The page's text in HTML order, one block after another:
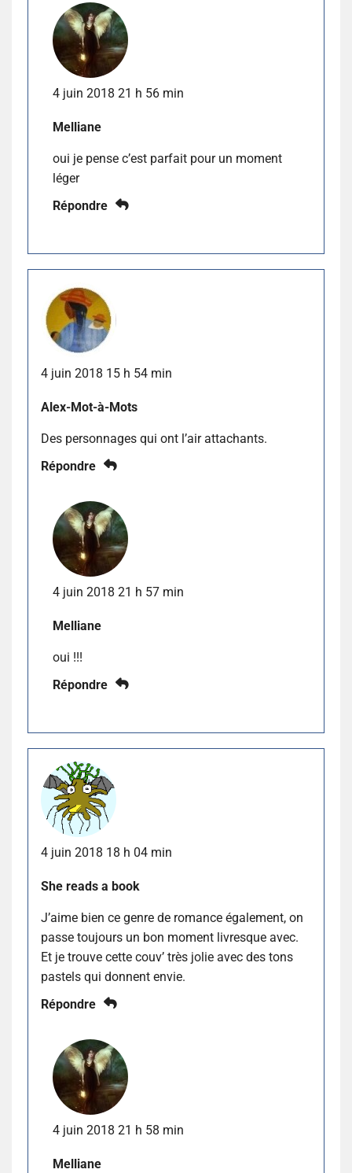
4 juin 2018 21 h 56 min
Melliane
oui je pense c’est parfait pour un moment
léger
Répondre
4 juin 2018 15 h 54 min
Alex-Mot-à-Mots
Des personnages qui ont l’air attachants.
Répondre
4 juin 2018 21 h 57 min
Melliane
oui !!!
Répondre
4 juin 2018 18 h 04 min
She reads a book
J’aime bien ce genre de romance également, on
passe toujours un bon moment livresque avec.
Et je trouve cette couv’ très jolie avec des tons
pastels qui donnent envie.
Répondre
4 juin 2018 21 h 58 min
Melliane